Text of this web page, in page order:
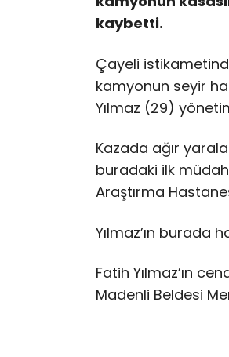
kaybetti.
Çayeli
kamyonun seyir
Yılmaz (29)
Kazada ağır
buradaki ilk
Araştırma
Yılmaz’ın burada
Fatih Yılmaz’ın
Madenli Beldesi